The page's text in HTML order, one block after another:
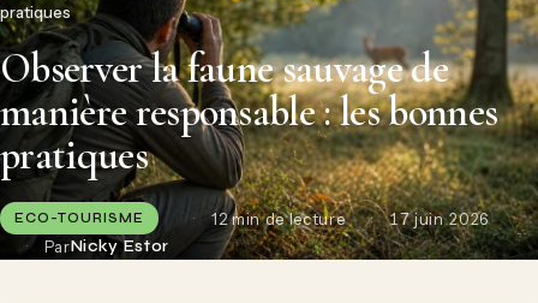
pratiques
Observer la faune sauvage de
manière responsable : les bonnes
pratiques
ECO-TOURISME 12 min de lecture
17 juin 2026
ParNicky Estor